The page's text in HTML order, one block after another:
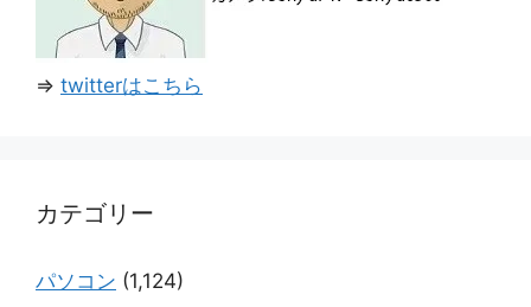
⇒ twitterはこちら
カテゴリー
パソコン (1,124)